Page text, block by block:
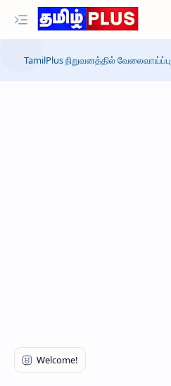
TamilPlus நிறுவனத்தில் வேலைவாய்ப்பு